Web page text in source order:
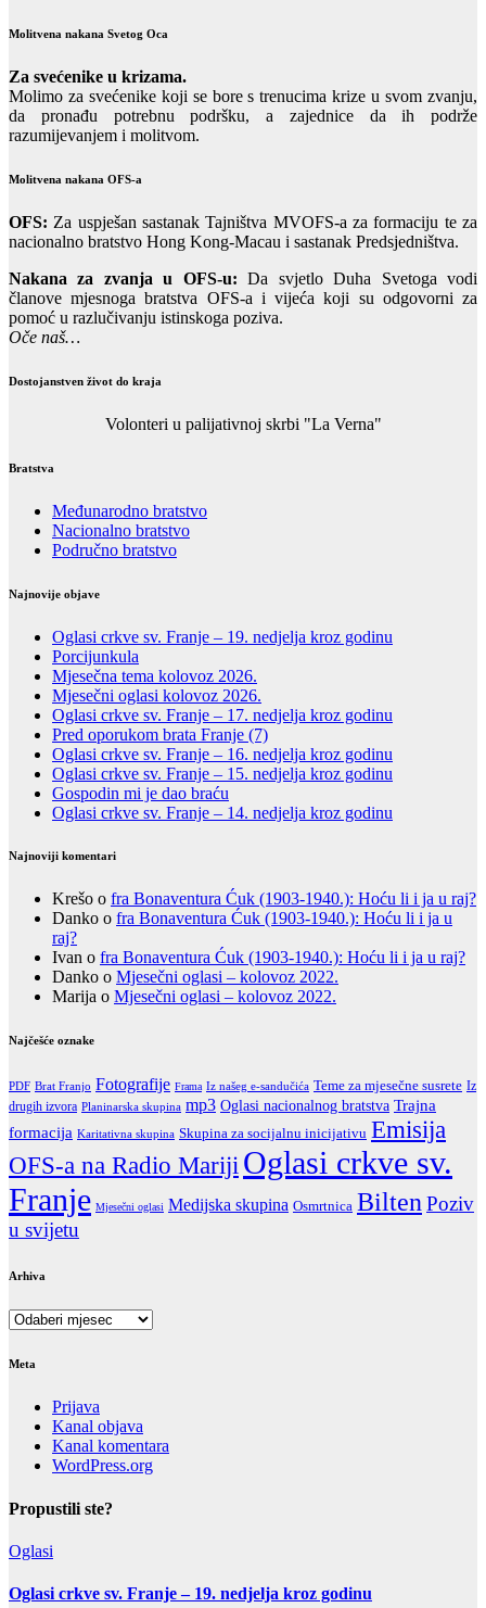
Molitvena nakana Svetog Oca
Za svećenike u krizama.
Molimo za svećenike koji se bore s trenucima krize u svom zvanju,
da pronađu potrebnu podršku, a zajednice da ih podrže
razumijevanjem i molitvom.
Molitvena nakana OFS-a
OFS: Za uspješan sastanak Tajništva MVOFS-a za formaciju te za
nacionalno bratstvo Hong Kong-Macau i sastanak Predsjedništva.
Nakana za zvanja u OFS-u: Da svjetlo Duha Svetoga vodi
članove mjesnoga bratstva OFS-a i vijeća koji su odgovorni za
pomoć u razlučivanju istinskoga poziva.
Oče naš…
Dostojanstven život do kraja
Volonteri u palijativnoj skrbi "La Verna"
Bratstva
Međunarodno bratstvo
Nacionalno bratstvo
Područno bratstvo
Najnovije objave
Oglasi crkve sv. Franje – 19. nedjelja kroz godinu
Porcijunkula
Mjesečna tema kolovoz 2026.
Mjesečni oglasi kolovoz 2026.
Oglasi crkve sv. Franje – 17. nedjelja kroz godinu
Pred oporukom brata Franje (7)
Oglasi crkve sv. Franje – 16. nedjelja kroz godinu
Oglasi crkve sv. Franje – 15. nedjelja kroz godinu
Gospodin mi je dao braću
Oglasi crkve sv. Franje – 14. nedjelja kroz godinu
Najnoviji komentari
Krešo o fra Bonaventura Ćuk (1903-1940.): Hoću li i ja u raj?
Danko o fra Bonaventura Ćuk (1903-1940.): Hoću li i ja u
raj?
Ivan o fra Bonaventura Ćuk (1903-1940.): Hoću li i ja u raj?
Danko o Mjesečni oglasi – kolovoz 2022.
Marija o Mjesečni oglasi – kolovoz 2022.
Najčešće oznake
PDF Brat Franjo Fotografije Frama Iz našeg e-sandučića Teme za mjesečne susrete Iz
drugih izvora Planinarska skupina mp3 Oglasi nacionalnog bratstva Trajna
formacija Karitativna skupina Skupina za socijalnu inicijativu Emisija
OFS-a na Radio MarijiOglasi crkve sv.
Franje Mjesečni oglasi Medijska skupina Osmrtnica BiltenPoziv
u svijetu
Arhiva
Arhiva
Meta
Prijava
Kanal objava
Kanal komentara
WordPress.org
Propustili ste?
Oglasi
Oglasi crkve sv. Franje – 19. nedjelja kroz godinu